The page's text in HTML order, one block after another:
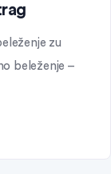
zu
beleženje –